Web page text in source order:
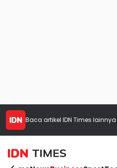
Baca artikel IDN Times lainnya